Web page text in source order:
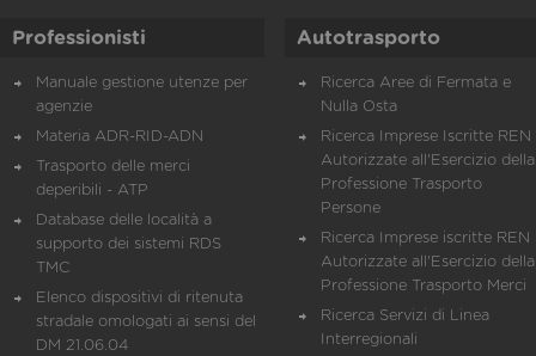
Professionisti
Manuale gestione utenze per
agenzie
Materia ADR-RID-ADN
Trasporto delle merci
deperibili - ATP
Database delle località a
supporto dei sistemi RDS
TMC
Elenco dispositivi di ritenuta
stradale omologati ai sensi del
DM 21.06.04
Autotrasporto
Ricerca Aree di Fermata e
Nulla Osta
Ricerca Imprese Iscritte REN
Autorizzate all'Esercizio della
Professione Trasporto
Persone
Ricerca Imprese iscritte REN
Autorizzate all'Esercizio della
Professione Trasporto Merci
Ricerca Servizi di Linea
Interregionali